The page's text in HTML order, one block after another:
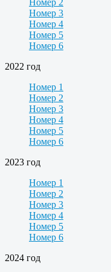
Номер 3
Номер 4
Номер 5
Номер 6
2022 год
Номер 1
Номер 2
Номер 3
Номер 4
Номер 5
Номер 6
2023 год
Номер 1
Номер 2
Номер 3
Номер 4
Номер 5
Номер 6
2024 год